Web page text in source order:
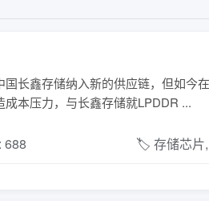
长鑫存储纳入新的供应链，但如今
本压力，与长鑫存储就LPDDR ...
688 🏷️ 存储芯片